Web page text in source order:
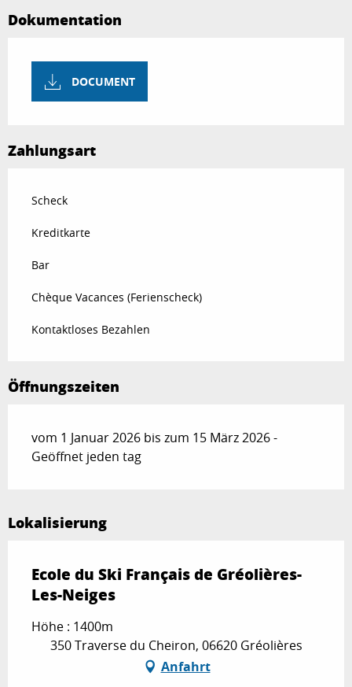
Dokumentation
DOCUMENT
Zahlungsart
Scheck
Kreditkarte
Bar
Chèque Vacances (Ferienscheck)
Kontaktloses Bezahlen
Öffnungszeiten
vom 1 Januar 2026 bis zum 15 März 2026 -
Geöffnet jeden tag
Lokalisierung
Ecole du Ski Français de Gréolières-
Les-Neiges
Höhe : 1400m
350 Traverse du Cheiron, 06620 Gréolières
Anfahrt